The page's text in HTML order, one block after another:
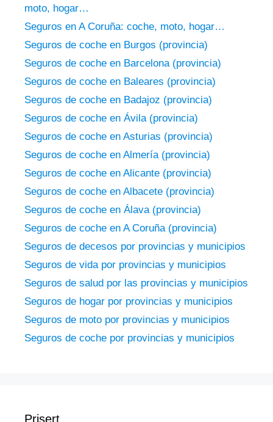
moto, hogar…
Seguros en A Coruña: coche, moto, hogar…
Seguros de coche en Burgos (provincia)
Seguros de coche en Barcelona (provincia)
Seguros de coche en Baleares (provincia)
Seguros de coche en Badajoz (provincia)
Seguros de coche en Ávila (provincia)
Seguros de coche en Asturias (provincia)
Seguros de coche en Almería (provincia)
Seguros de coche en Alicante (provincia)
Seguros de coche en Albacete (provincia)
Seguros de coche en Álava (provincia)
Seguros de coche en A Coruña (provincia)
Seguros de decesos por provincias y municipios
Seguros de vida por provincias y municipios
Seguros de salud por las provincias y municipios
Seguros de hogar por provincias y municipios
Seguros de moto por provincias y municipios
Seguros de coche por provincias y municipios
Prisert